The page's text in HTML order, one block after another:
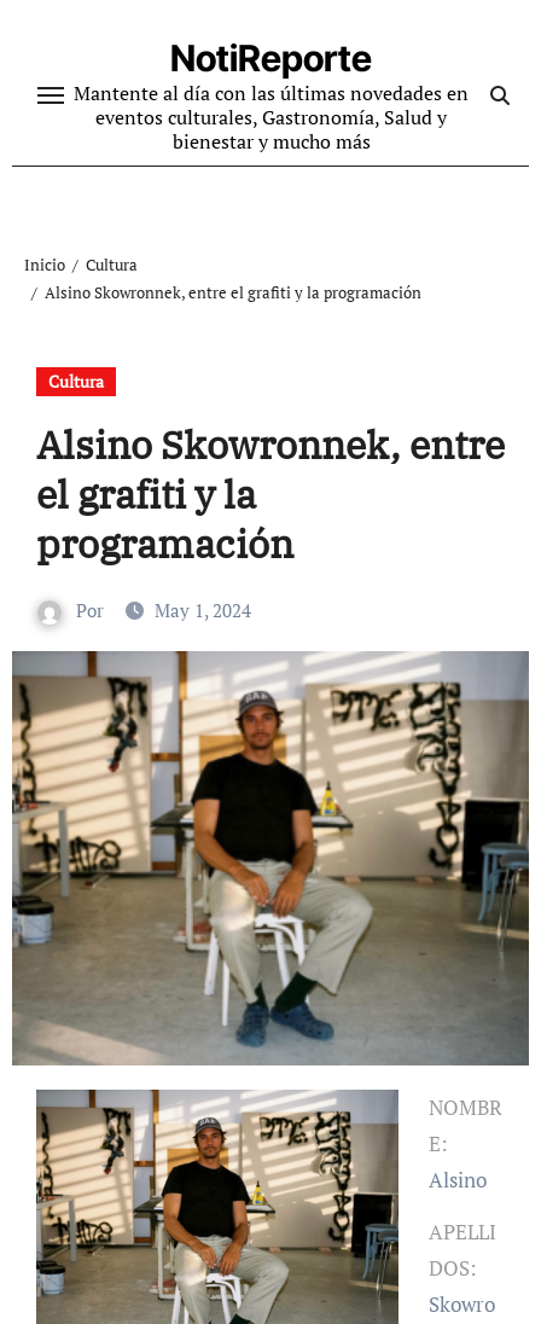
contenido
NotiReporte
Mantente al día con las últimas novedades en
eventos culturales, Gastronomía, Salud y
bienestar y mucho más
Inicio
Cultura
Alsino Skowronnek, entre el grafiti y la programación
Cultura
Alsino Skowronnek, entre
el grafiti y la
programación
Por May 1, 2024
NOMBR
E:
Alsino
APELLI
DOS:
Skowro